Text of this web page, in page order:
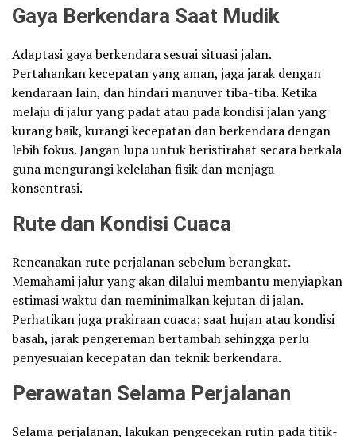
Gaya Berkendara Saat Mudik
Adaptasi gaya berkendara sesuai situasi jalan.
Pertahankan kecepatan yang aman, jaga jarak dengan
kendaraan lain, dan hindari manuver tiba-tiba. Ketika
melaju di jalur yang padat atau pada kondisi jalan yang
kurang baik, kurangi kecepatan dan berkendara dengan
lebih fokus. Jangan lupa untuk beristirahat secara berkala
guna mengurangi kelelahan fisik dan menjaga
konsentrasi.
Rute dan Kondisi Cuaca
Rencanakan rute perjalanan sebelum berangkat.
Memahami jalur yang akan dilalui membantu menyiapkan
estimasi waktu dan meminimalkan kejutan di jalan.
Perhatikan juga prakiraan cuaca; saat hujan atau kondisi
basah, jarak pengereman bertambah sehingga perlu
penyesuaian kecepatan dan teknik berkendara.
Perawatan Selama Perjalanan
Selama perjalanan, lakukan pengecekan rutin pada titik-